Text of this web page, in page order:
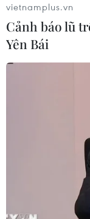
vietnamplus.vn
Cảnh báo lũ
Yên Bái